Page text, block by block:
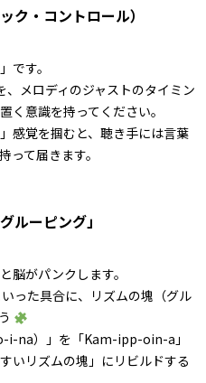
ク・コントロール）
です。
、メロディのジャストのタイミン
く意識を持ってください。
感覚を掴むと、聴き手には言葉
って届きます。
ルーピング」
脳がパンクします。
った具合に、リズムの塊（グル
i-na）」を「Kam-ipp-oin-a」
いリズムの塊」にリビルドする